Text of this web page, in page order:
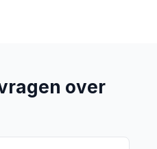
over